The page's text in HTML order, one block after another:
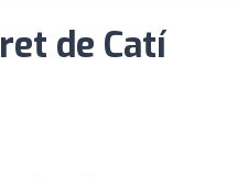
de Catí